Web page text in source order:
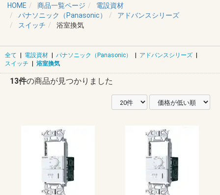
HOME 商品一覧ページ
電設資材
パナソニック（Panasonic）
アドバンスシリーズ
スイッチ
浴室換気
全て | 電設資材 | パナソニック（Panasonic） | アドバンスシリーズ |
スイッチ | 浴室換気
13件の商品が見つかりました